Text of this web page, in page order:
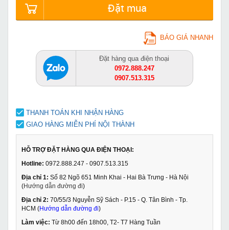
Đặt mua
BÁO GIÁ NHANH
Đặt hàng qua điện thoại
0972.888.247
0907.513.315
THANH TOÁN KHI NHẬN HÀNG
GIAO HÀNG MIỄN PHÍ NỘI THÀNH
HỖ TRỢ ĐẶT HÀNG QUA ĐIỆN THOẠI:
Hotline: 0972.888.247 - 0907.513.315
Địa chỉ 1: Số 82 Ngõ 651 Minh Khai - Hai Bà Trưng - Hà Nội
(Hướng dẫn đường đi)
Địa chỉ 2: 70/55/3 Nguyễn Sỹ Sách - P.15 - Q. Tân Bình - Tp.
HCM (Hướng dẫn đường đi)
Làm việc: Từ 8h00 đến 18h00, T2- T7 Hàng Tuần